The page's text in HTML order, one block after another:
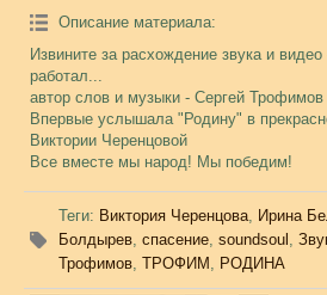
Описание материала:
Извините за расхождение звука и
работал...
автор слов и музыки - Сергей Трофимов
Впервые услышала "Родину" в
Виктории Черенцовой
Все вместе мы народ! Мы победим!
Теги: Виктория Черенцова, Ирина
Болдырев, спасение, soundsoul ,
Трофимов, ТРОФИМ , РОДИНА